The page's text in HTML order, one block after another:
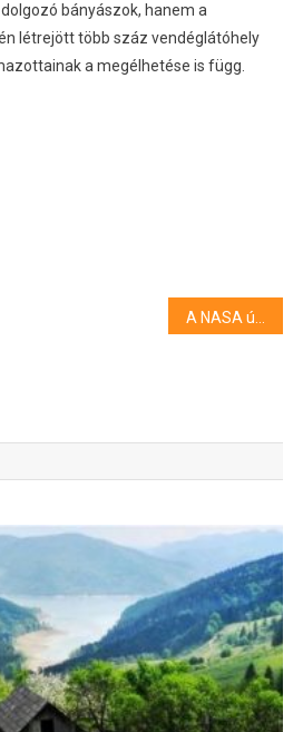
bányászok, hanem a
létrejött több száz vendéglátóhely
a megélhetése is függ.
A NASA újból elhalasztotta az Axiom 4 misszó indítását